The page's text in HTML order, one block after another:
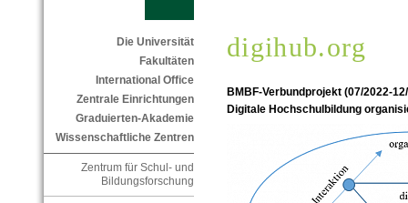
Die Universität
Fakultäten
International Office
Zentrale Einrichtungen
Graduierten-Akademie
Wissenschaftliche Zentren
Zentrum für Schul- und
Bildungsforschung
digihub.org
BMBF-Verbundprojekt (07/2022-
Digitale Hochschulbildung